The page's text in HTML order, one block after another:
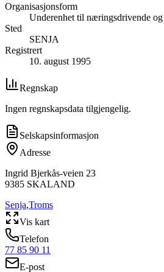
Organisasjonsform
Underenhet til næringsdrivende
Sted
SENJA
Registrert
10. august 1995
Regnskap
Ingen regnskapsdata tilgjengelig.
Selskapsinformasjon
Adresse
Ingrid Bjerkås-veien 23
9385 SKALAND
Senja,Troms
Vis kart
Telefon
77 85 90 11
E-post